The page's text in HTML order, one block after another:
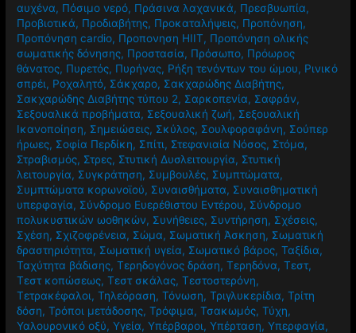
αυχένα, Πόσιμο νερό, Πράσινα λαχανικά, Πρεσβυωπία,
Προβιοτικά, Προδιαβήτης, Προκαταλήψεις, Προπόνηση,
Προπόνηση cardio, Προπονηση HIIT, Προπόνηση ολικής
σωματικής δόνησης, Προστασία, Πρόσωπο, Πρόωρος
θάνατος, Πυρετός, Πυρήνας, Ρήξη τενόντων του ώμου, Ρινικό
σπρέι, Ροχαλητό, Σάκχαρο, Σακχαρώδης Διαβήτης,
Σακχαρώδης Διαβήτης τύπου 2, Σαρκοπενία, Σαφράν,
Σεξουαλικά προβήματα, Σεξουαλική ζωή, Σεξουαλική
Ικανοποίηση, Σημειώσεις, Σκύλος, Σουλφοραφάνη, Σούπερ
ήρωες, Σοφία Περδίκη, Σπίτι, Στεφανιαία Νόσος, Στόμα,
Στραβισμός, Στρες, Στυτική Δυσλειτουργία, Στυτική
λειτουργία, Συγκράτηση, Συμβουλές, Συμπτώματα,
Συμπτώματα κορωνοϊού, Συναισθήματα, Συναισθηματική
υπερφαγία, Σύνδρομο Ευερέθιστου Εντέρου, Σύνδρομο
πολυκυστικών ωοθηκών, Συνήθειες, Συντήρηση, Σχέσεις,
Σχέση, Σχιζοφρένεια, Σώμα, Σωματική Άσκηση, Σωματική
δραστηριότητα, Σωματική υγεία, Σωματικό βάρος,Ταξίδια,
Ταχύτητα βάδισης,Τερηδογόνος δράση,Τερηδόνα,Τεστ,
Τεστ κοπώσεως,Τεστ σκάλας,Τεστοστερόνη,
Τετρακέφαλοι,Τηλεόραση,Τόνωση,Τριγλυκερίδια,Τρίτη
δόση,Τρόποι μετάδοσης,Τρόφιμα,Τσακωμός,Τύχη,
Υαλουρονικό οξύ,Υγεία,Υπέρβαροι,Υπέρταση,Υπερφαγία,